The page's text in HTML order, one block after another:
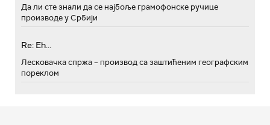
Да ли сте знали да се најбоље грамофонске ручице
производе у Србији
Re: Eh...
Лесковачка спржа – производ са заштићеним географским
пореклом